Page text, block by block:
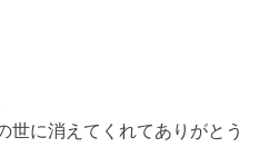
世に消えてくれてありがとう